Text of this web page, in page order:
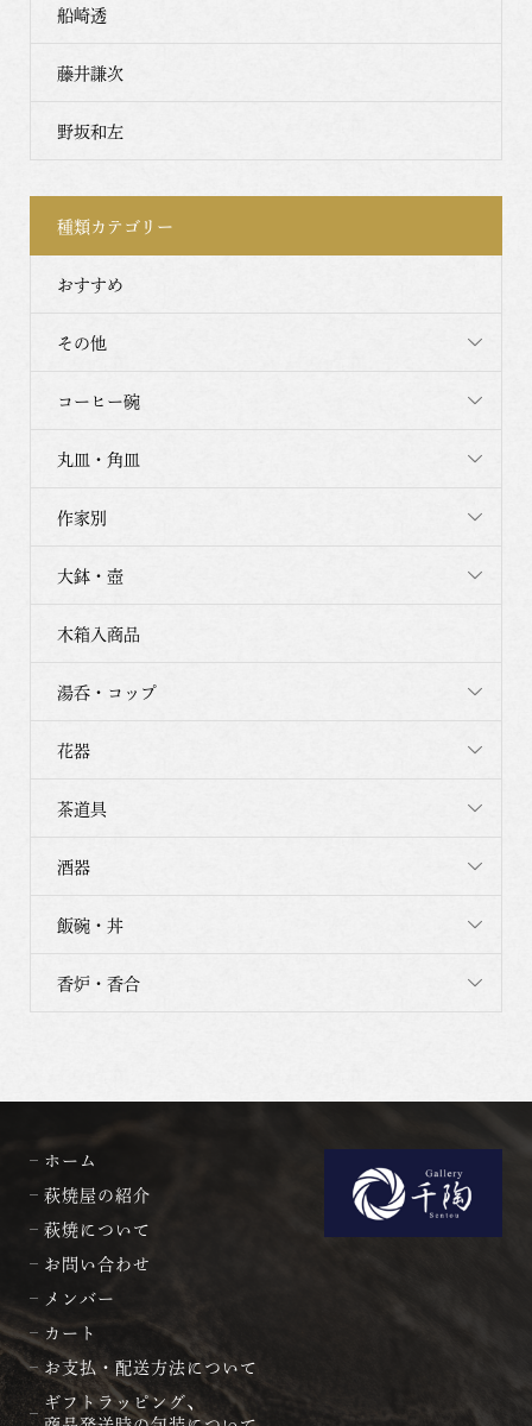
船崎透
藤井謙次
野坂和左
種類カテゴリー
おすすめ
その他
コーヒー碗
丸皿・角皿
作家別
大鉢・壺
木箱入商品
湯呑・コップ
花器
茶道具
酒器
飯碗・丼
香炉・香合
ホーム
萩焼屋の紹介
萩焼について
お問い合わせ
メンバー
カート
お支払・配送方法について
ギフトラッピング、